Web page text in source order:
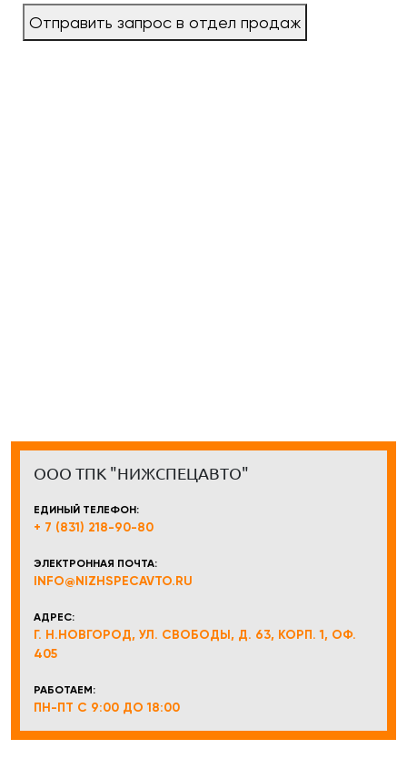
Отправить запрос в отдел продаж
ООО ТПК "НИЖСПЕЦАВТО"
ЕДИНЫЙ ТЕЛЕФОН:
+ 7 (831) 218-90-80
ЭЛЕКТРОННАЯ ПОЧТА:
INFO@NIZHSPECAVTO.RU
АДРЕС:
Г. Н.НОВГОРОД, УЛ. СВОБОДЫ, Д. 63, КОРП. 1, ОФ.
405
РАБОТАЕМ:
ПН-ПТ С 9:00 ДО 18:00